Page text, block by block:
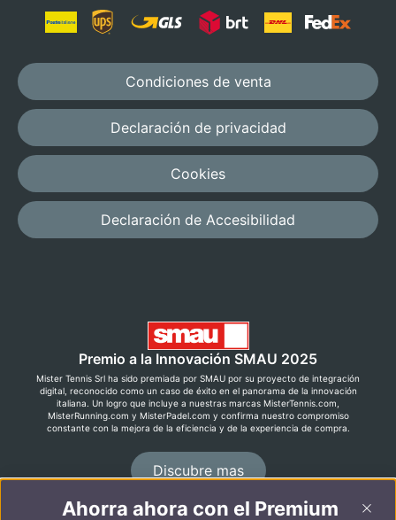
Condiciones de venta
Declaración de privacidad
Cookies
Declaración de Accesibilidad
Premio a la Innovación SMAU 2025
Mister Tennis Srl ha sido premiada por SMAU por su proyecto de integración
digital, reconocido como un caso de éxito en el panorama de la innovación
italiana. Un logro que incluye a nuestras marcas MisterTennis.com,
MisterRunning.com y MisterPadel.com y confirma nuestro compromiso
constante con la mejora de la eficiencia y de la experiencia de compra.
Discubre mas
Ahorra ahora con el Premium